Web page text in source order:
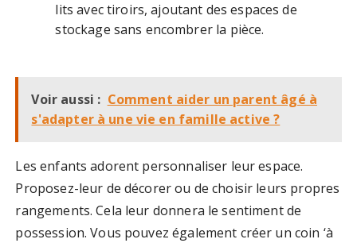
lits avec tiroirs, ajoutant des espaces de
stockage sans encombrer la pièce.
Voir aussi : Comment aider un parent âgé à
s'adapter à une vie en famille active ?
Les enfants adorent personnaliser leur espace.
Proposez-leur de décorer ou de choisir leurs propres
rangements. Cela leur donnera le sentiment de
possession. Vous pouvez également créer un coin ‘à